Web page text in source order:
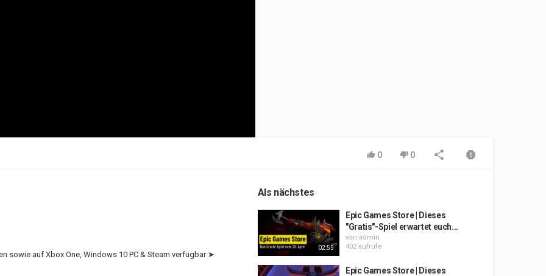
0 0
sowie auf Xbox One, Windows 10 PC & Steam verfügbar ➤
Als nächstes
02:55
Epic Games Store | Dieses
"Gratis"-Spiel erwartet euch...
von admin
402 aufrufe
Epic Games Store | Dieses